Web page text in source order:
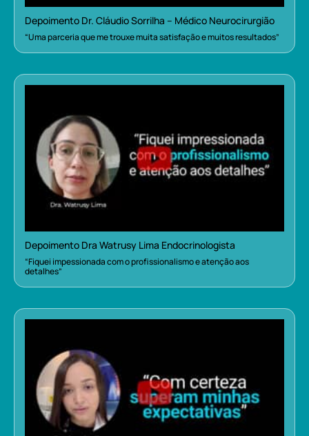
Depoimento Dr. Cláudio Sorrilha – Médico Neurocirurgião
“Uma parceria que me trouxe muita satisfação e muitos resultados”
Depoimento Dra Watrusy Lima Endocrinologista
“Fiquei impessionada com o profissionalismo e atenção aos
detalhes”